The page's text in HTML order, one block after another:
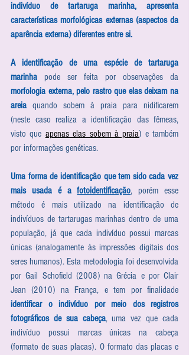
indivíduo de tartaruga marinha, apresenta
características morfológicas externas (aspectos da
aparência externa) diferentes entre si.
A identificação de uma espécie de tartaruga
marinha
morfologia externa, pelo rastro que elas deixam na
areia quando sobem à praia para nidificarem
(neste caso realiza a identificação das fêmeas,
visto que apenas elas sobem à praia) e também
por informações genéticas.
Uma forma de identificação que tem sido cada vez
mais usada é a fotoidentificação, porém esse
método é mais utilizado na identificação de
indivíduos de tartarugas marinhas dentro de uma
população, já que cada indivíduo possui marcas
únicas (analogamente às impressões digitais dos
seres humanos). Esta metodologia foi desenvolvida
por Gail Schofield (2008) na Grécia e por Clair
identificar o indivíduo por meio dos registros
fotográficos de sua cabeça, uma vez que cada
indivíduo possui marcas únicas na cabeça
(formato de suas placas). O formato das placas e